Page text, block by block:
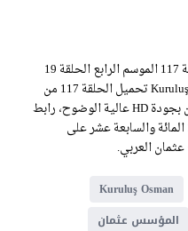
مشاهدة مسلسل المؤسس عثمان الحلقة 117 الموسم الرابع الحلقة 19
مترجمة قصة عشق Kuruluş Osman S04EP117 تحميل الحلقة 117 من
قيامة عثمان إبن أرطغرل كاملة اون لاين بجودة HD عالية الوضوح، رابط
الموسس عثمان الجزء الرابع حلقة 117 المائة والسابعة عشر على
العربي.
Kuruluş Osman
المؤسس عثمان